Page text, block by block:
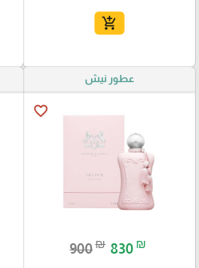
add_shopping_cart
عطور نيش
favorite_border
900₪ 830 ₪